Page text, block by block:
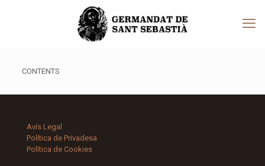
CONTENTS
Avís Legal
Política de Privadesa
Política de Cookies